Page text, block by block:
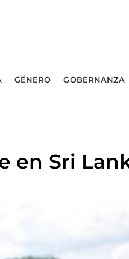
GÉNERO GOBERNANZA
en Sri